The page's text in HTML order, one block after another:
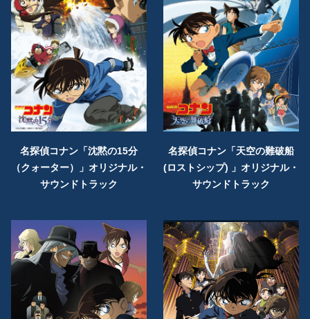
名探偵コナン「沈黙の15分
（クォーター）」オリジナル・
サウンドトラック
名探偵コナン「天空の難破船
(ロストシップ) 」オリジナル・
サウンドトラック